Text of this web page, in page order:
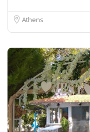
Athens